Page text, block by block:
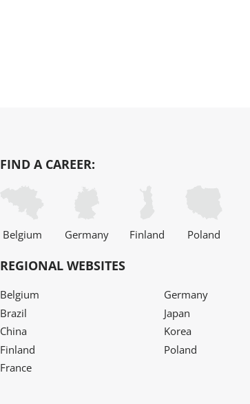
FIND A CAREER:
Belgium Germany Finland Poland
REGIONAL WEBSITES
Belgium
Brazil
China
Finland
France
Germany
Japan
Korea
Poland